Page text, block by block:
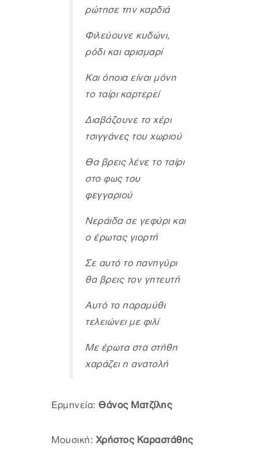
ρώτησε την καρδιά
Φιλεύουνε κυδώνι,
ρόδι και αρισμαρί
Και όποια είναι μόνη
το ταίρι καρτερεί
Διαβάζουνε το χέρι
τσιγγάνες του χωριού
Θα βρεις λένε το ταίρι
στο φως του
φεγγαριού
Νεράιδα σε γεφύρι και
ο έρωτας γιορτή
Σε αυτό το πανηγύρι
θα βρεις τον γητευτή
Αυτό το παραμύθι
τελειώνει με φιλί
Με έρωτα στα στήθη
χαράζει η ανατολή
Ερμηνεία: Θάνος Ματζίλης
Μουσική: Χρήστος Καραστάθης